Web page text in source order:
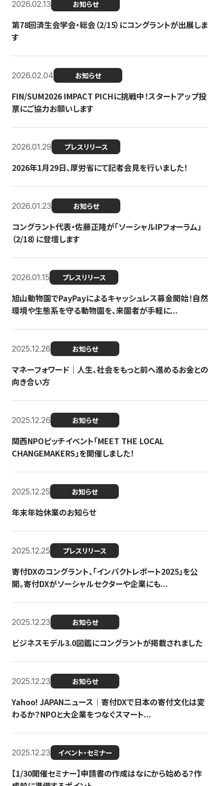
2026.02.13 お知らせ
第78回済生会学会・総会（2/15）にコングラントが出展しま
す
2026.02.04 お知らせ
FIN/SUM2026 IMPACT PICHに挑戦中！スタートアップ投
票にご協力お願いします
2026.01.29 プレスリリース
2026年1月29日、厚労省にて記者会見を行いました！
2026.01.23 お知らせ
コングラント代表・佐藤正隆が「ソーシャルIPフォーラム」
（2/18）に登壇します
2026.01.15 プレスリリース
旭山動物園でPayPayによるキャッシュレス募金開始！自然
環境や生態系を守る動物園を、来園者が手軽に...
2025.12.26 お知らせ
マネーフォワード｜人生、社会をもっと前へ進めるお金との
向き合い方
2025.12.26 お知らせ
関西NPOピッチイベント「MEET THE LOCAL
CHANGEMAKERS」を開催しました！
2025.12.25 お知らせ
年末年始休業のお知らせ
2025.12.25 プレスリリース
寄付DXのコングラント、「インパクトレポート2025」を公
開。寄付DXがソーシャルセクターや企業にも...
2025.12.23 お知らせ
ビジネスモデル3.0図鑑にコングラントが掲載されました
2025.12.23 お知らせ
Yahoo! JAPANニュース｜寄付DXで日本の寄付文化は変
わるか？NPOと大企業をつなぐスマート...
2025.12.23 イベント・セミナー
【1/30開催セミナー】申請書の作成はなにから始める？作